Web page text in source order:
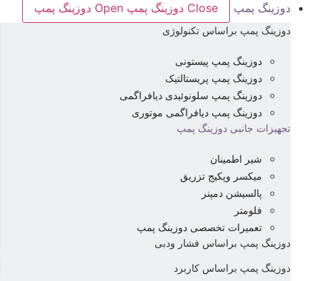
دوزینگ پمپ
Close دوزینگ پمپ Open دوزینگ پمپ
دوزینگ پمپ براساس تکنولوژی
دوزینگ پمپ پیستونی
دوزینگ پمپ پریستالتیک
دوزینگ پمپ سلونوئیدی دیافراگمی
دوزینگ پمپ دیافراگمی موتوری
تجهیزات جانبی دوزینگ پمپ
شیر اطمینان
میکسر وپکیج تزریق
پالسیشن دمپنر
فلومتر
تعمیرات تخصصی دوزینگ پمپ
دوزینگ پمپ براساس فشار ودبی
دوزینگ پمپ براساس کاربرد